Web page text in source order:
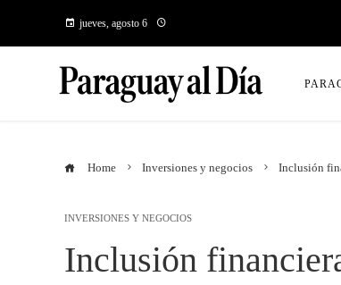
jueves, agosto 6
Home Inversiones y negocios Inclusión
INVERSIONES Y NEGOCIOS
Inclusión